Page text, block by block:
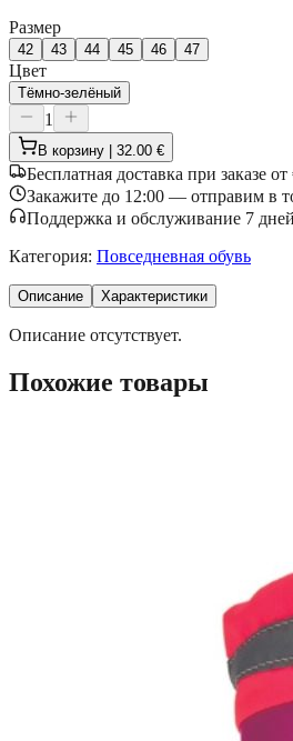
Размер
42 43 44 45 46 47
Цвет
Тёмно-зелёный
1
В корзину | 32.00 €
Бесплатная доставка при заказе от
Закажите до 12:00 — отправим в
Поддержка и обслуживание 7
Категория: Повседневная обувь
Описание Характеристики
Описание отсутствует.
Похожие товары